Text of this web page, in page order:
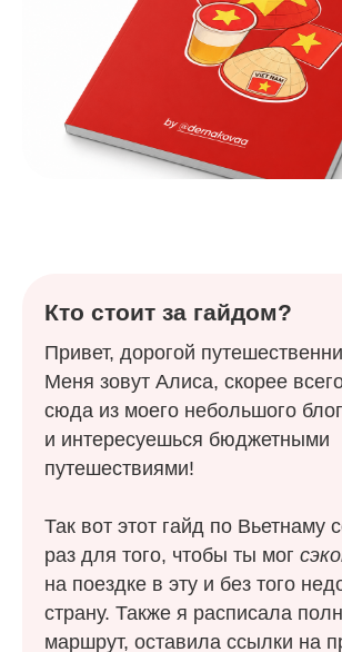
Кто стоит за гайдом?
Привет, дорогой
Меня зовут Алиса, скорее
сюда из моего небольшого
и интересуешься бюджетными
путешествиями!
Так вот этот гайд по Вьетнаму
раз для того, чтобы ты мог
на поездке в эту и без того
страну. Также я расписала
маршрут, оставила ссылки на